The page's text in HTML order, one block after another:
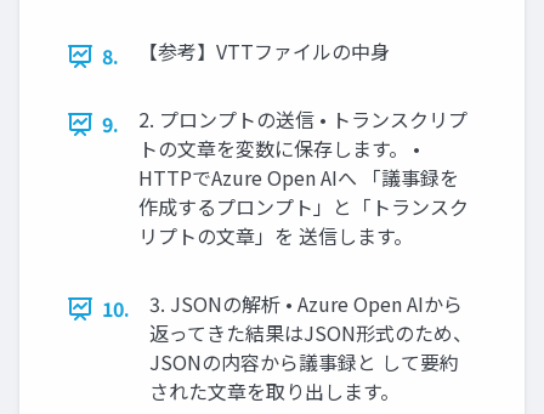
8. 【参考】VTTファイルの中身
9.
2. プロンプトの送信 • トランスクリプ
トの文章を変数に保存します。 •
HTTPでAzure Open AIへ 「議事録を
作成するプロンプト」と「トランスク
リプトの文章」を 送信します。
10.
3. JSONの解析 • Azure Open AIから
返ってきた結果はJSON形式のため、
JSONの内容から議事録と して要約
された文章を取り出します。